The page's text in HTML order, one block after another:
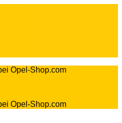
Opel-Shop.com
Opel-Shop.com